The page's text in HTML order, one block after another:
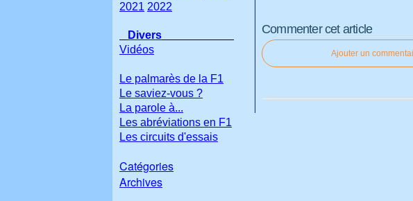
Commenter cet article
Ajouter un
2021 2022
Divers
Vidéos
Le palmarès de la F1
Le saviez-vous ?
La parole à...
Les abréviations en F1
Les circuits d'essais
Catégories
Archives